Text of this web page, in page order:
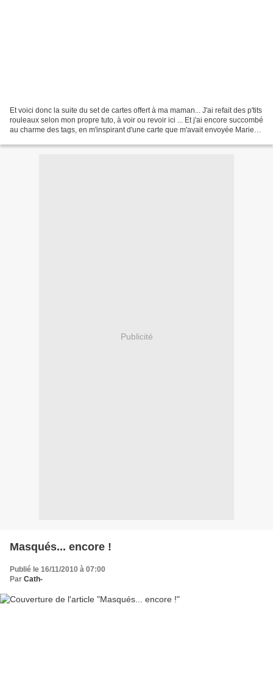
Et voici donc la suite du set de cartes offert à ma maman... J'ai refait des p'tits
rouleaux selon mon propre tuto, à voir ou revoir ici ... Et j'ai encore succombé
au charme des tags, en m'inspirant d'une carte que m'avait envoyée Marie-
Publicité
Masqués... encore !
Publié le 16/11/2010 à 07:00
Par Cath-